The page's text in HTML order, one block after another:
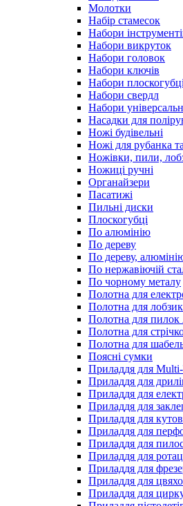
Молотки
Набір стамесок
Набори
Набори викруток
Набори головок
Набори ключів
Набори
Набори свердл
Набори
Насадки для
Ножі будівельні
Ножі для рубанка
Ножівки, пили,
Ножиці ручні
Органайзери
Пасатижі
Пильні диски
Плоскогубці
По алюмінію
По дереву
По дереву,
По нержавіючій
По чорному металу
Полотна для
Полотна для
Полотна для пилок
Полотна для
Полотна для
Поясні сумки
Приладдя для
Приладдя для
Приладдя для
Приладдя для
Приладдя для
Приладдя для
Приладдя для
Приладдя для
Приладдя для
Приладдя для
Приладдя для